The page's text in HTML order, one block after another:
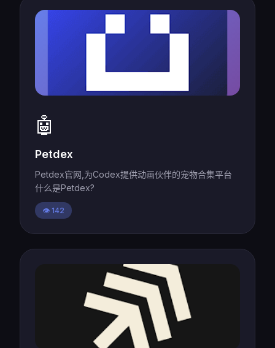
🤖
Petdex
Petdex官网,为Codex提供动画伙伴的宠物合集平台
什么是Petdex?
👁️ 142